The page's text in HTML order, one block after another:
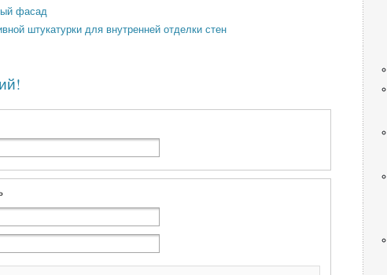
фасад
штукатурки для внутренней отделки стен